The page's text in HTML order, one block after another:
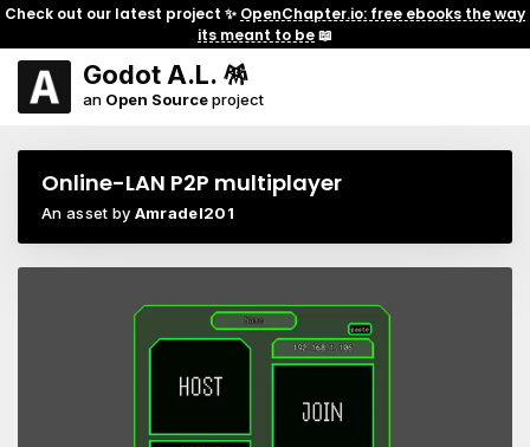
Check out our latest project ✨ OpenChapter.io: free ebooks the way
its meant to be📖
Godot A.L. 🪅
an Open Sourceproject
Online-LAN P2P multiplayer
An asset by Amradel201